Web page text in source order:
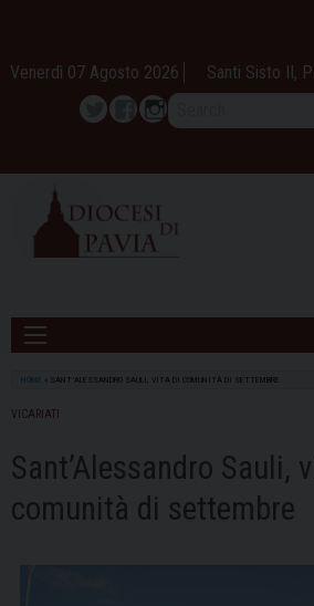
content
Venerdì 07 Agosto 2026 Santi Sisto II,
TwitterFacebook
Instagram
HOME SANT’ALESSANDRO SAULI, VITA DI COMUNITÀ DI SETTEMBRE
VICARIATI
Sant’Alessandro Sauli,
comunità di settembre